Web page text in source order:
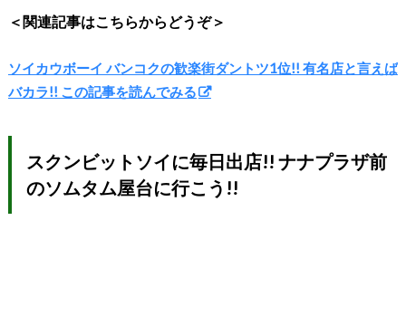
＜関連記事はこちらからどうぞ＞
ソイカウボーイ バンコクの歓楽街ダントツ1位!! 有名店と言えば
バカラ!! この記事を読んでみる
スクンビットソイに毎日出店!! ナナプラザ前
のソムタム屋台に行こう!!